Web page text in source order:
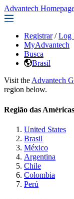
Advantech
Registrar / Log
MyAdvantech
Busca
Brasil
Visit the Advantech
region below.
Região das Américas
United States
Brasil
México
Argentina
Chile
Colombia
Perú